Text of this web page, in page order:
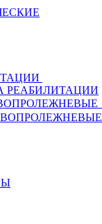
РЕАБИЛИТАЦИИ